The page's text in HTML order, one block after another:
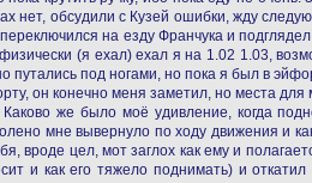
нет, обсудили с Кузей ошибки, жду
на езду Франчука и
(я ехал) ехал я на 1.02 1.03,
путались под ногами, но пока я был в
он конечно меня заметил, но места
же было моё удивление, когда
мне вывернуло по ходу движения и
вроде цел, мот заглох как ему и
и как его тяжело поднимать) и